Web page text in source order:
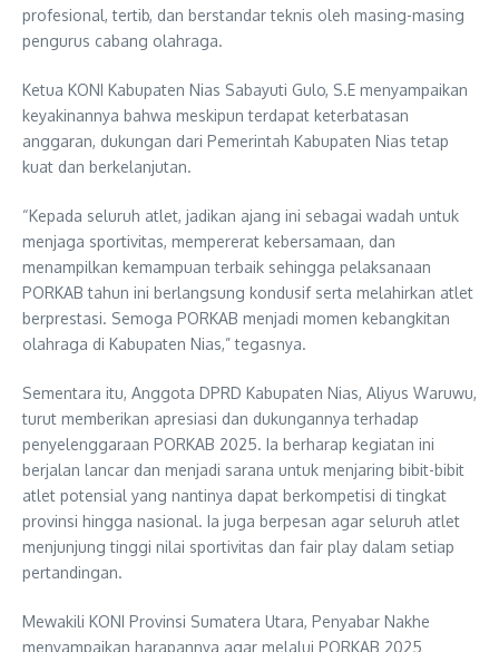
profesional, tertib, dan berstandar teknis oleh masing-masing
pengurus cabang olahraga.
Ketua KONI Kabupaten Nias Sabayuti Gulo, S.E menyampaikan
keyakinannya bahwa meskipun terdapat keterbatasan
anggaran, dukungan dari Pemerintah Kabupaten Nias tetap
kuat dan berkelanjutan.
“Kepada seluruh atlet, jadikan ajang ini sebagai wadah untuk
menjaga sportivitas, mempererat kebersamaan, dan
menampilkan kemampuan terbaik sehingga pelaksanaan
PORKAB tahun ini berlangsung kondusif serta melahirkan atlet
berprestasi. Semoga PORKAB menjadi momen kebangkitan
olahraga di Kabupaten Nias,” tegasnya.
Sementara itu, Anggota DPRD Kabupaten Nias, Aliyus Waruwu,
turut memberikan apresiasi dan dukungannya terhadap
penyelenggaraan PORKAB 2025. Ia berharap kegiatan ini
berjalan lancar dan menjadi sarana untuk menjaring bibit-bibit
atlet potensial yang nantinya dapat berkompetisi di tingkat
provinsi hingga nasional. Ia juga berpesan agar seluruh atlet
menjunjung tinggi nilai sportivitas dan fair play dalam setiap
pertandingan.
Mewakili KONI Provinsi Sumatera Utara, Penyabar Nakhe
menyampaikan harapannya agar melalui PORKAB 2025